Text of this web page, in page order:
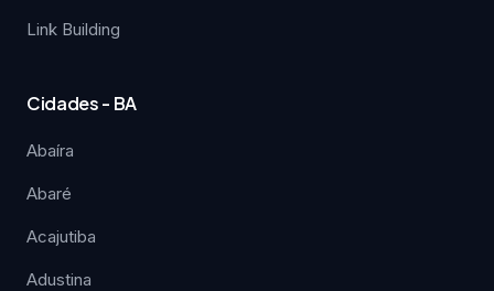
Link Building
Cidades - BA
Abaíra
Abaré
Acajutiba
Adustina